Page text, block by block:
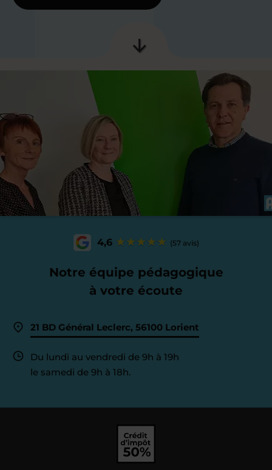
4,6 (57 avis)
Notre équipe pédagogique
à votre écoute
21 BD Général Leclerc, 56100 Lorient
Du lundi au vendredi de 9h à 19h
le samedi de 9h à 18h.